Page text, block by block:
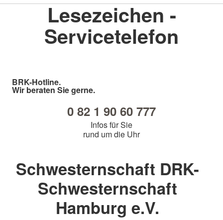
Lesezeichen -
Servicetelefon
BRK-Hotline.
Wir beraten Sie gerne.
0 82 1 90 60 777
Infos für Sie
rund um die Uhr
Schwesternschaft DRK-
Schwesternschaft
Hamburg e.V.